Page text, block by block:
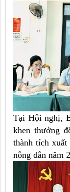
Tại Hội nghị,
khen thưởng
thành tích
nông dân năm